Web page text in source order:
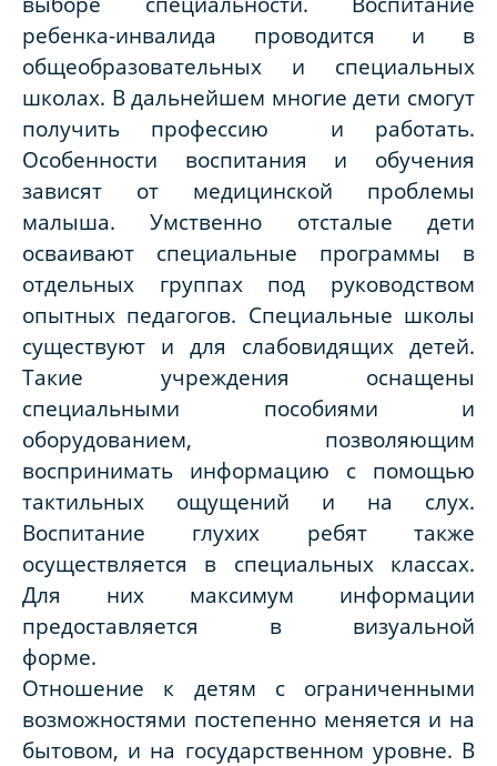
ребенка-инвалида проводится и в
общеобразовательных и специальных
школах. В дальнейшем многие дети смогут
получить профессию и работать.
Особенности воспитания и обучения
зависят от медицинской проблемы
малыша. Умственно отсталые дети
осваивают специальные программы в
отдельных группах под руководством
опытных педагогов. Специальные школы
существуют и для слабовидящих детей.
Такие учреждения оснащены
специальными пособиями и
оборудованием, позволяющим
воспринимать информацию с помощью
тактильных ощущений и на слух.
Воспитание глухих ребят также
осуществляется в специальных классах.
Для них максимум информации
предоставляется в визуальной
форме.
Отношение к детям с ограниченными
возможностями постепенно меняется и на
бытовом, и на государственном уровне. В